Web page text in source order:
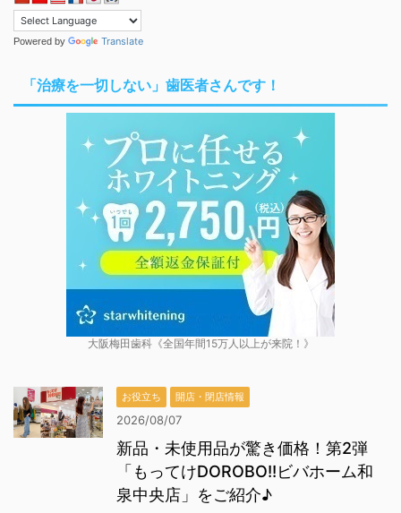
Powered by Translate
「治療を一切しない」歯医者さんです！
大阪梅田歯科《全国年間15万人以上が来院！》
お役立ち 開店・閉店情報
2026/08/07
新品・未使用品が驚き価格！第2弾
「もってけDOROBO!!ビバホーム和
泉中央店」をご紹介♪